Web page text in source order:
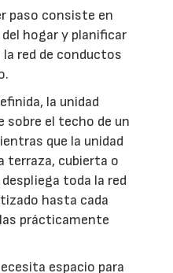
paso consiste en
hogar y planificar
red de conductos
la unidad
sobre el techo de un
que la unidad
terraza, cubierta o
toda la red
hasta cada
prácticamente
espacio para